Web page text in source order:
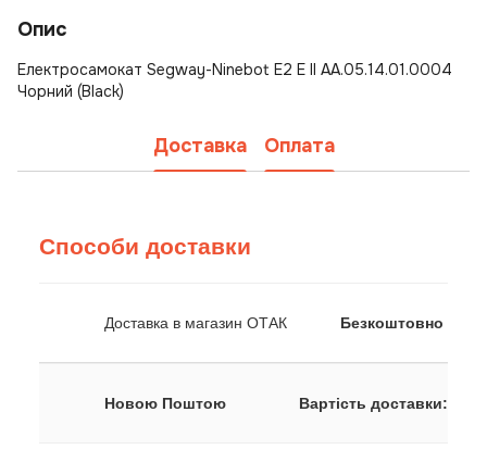
Опис
Електросамокат Segway-Ninebot E2 E II AA.05.14.01.0004
Чорний (Black)
Доставка Оплата
Способи доставки
Доставка в магазин ОТАК Безкоштовно
Новою Поштою Вартість доставки: